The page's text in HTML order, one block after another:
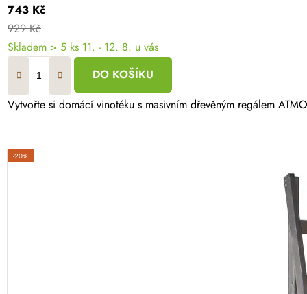
743 Kč
929 Kč
Skladem > 5 ks 11. - 12. 8. u vás
DO KOŠÍKU
Vytvořte si domácí vinotéku s masivním dřevěným regálem
-20%